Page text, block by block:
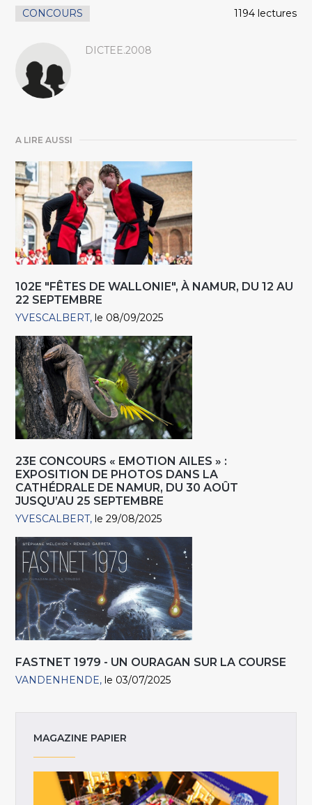
CONCOURS 1194 lectures
DICTEE.2008
A LIRE AUSSI
102E "FÊTES DE WALLONIE", À NAMUR, DU 12 AU
22 SEPTEMBRE
YVESCALBERT le 08/09/2025
23E CONCOURS « EMOTION AILES » :
EXPOSITION DE PHOTOS DANS LA
CATHÉDRALE DE NAMUR, DU 30 AOÛT
JUSQU’AU 25 SEPTEMBRE
YVESCALBERT le 29/08/2025
FASTNET 1979 - UN OURAGAN SUR LA COURSE
VANDENHENDE le 03/07/2025
MAGAZINE PAPIER